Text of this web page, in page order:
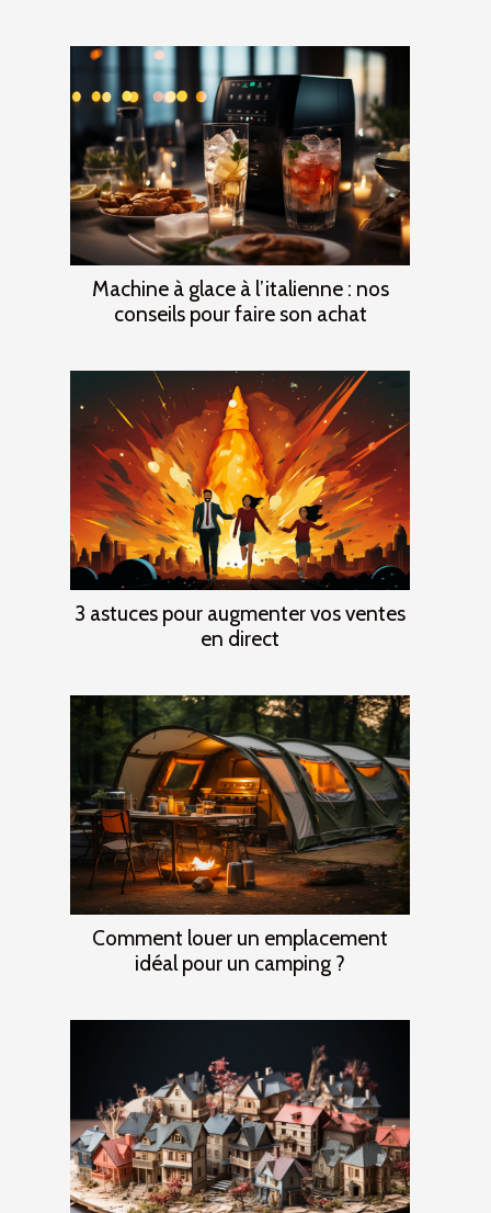
Machine à glace à l’italienne : nos
conseils pour faire son achat
3 astuces pour augmenter vos ventes
en direct
Comment louer un emplacement
idéal pour un camping ?